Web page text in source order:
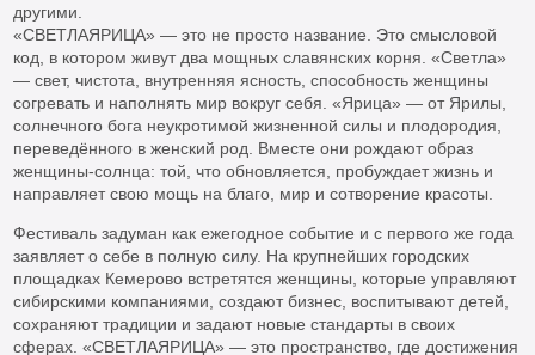
другими.
«СВЕТЛАЯРИЦА» — это не просто название. Это смысловой
код, в котором живут два мощных славянских корня. «Светла»
— свет, чистота, внутренняя ясность, способность женщины
согревать и наполнять мир вокруг себя. «Ярица» — от Ярилы,
солнечного бога неукротимой жизненной силы и плодородия,
переведённого в женский род. Вместе они рождают образ
женщины-солнца: той, что обновляется, пробуждает жизнь и
направляет свою мощь на благо, мир и сотворение красоты.
Фестиваль задуман как ежегодное событие и с первого же года
заявляет о себе в полную силу. На крупнейших городских
площадках Кемерово встретятся женщины, которые управляют
сибирскими компаниями, создают бизнес, воспитывают детей,
сохраняют традиции и задают новые стандарты в своих
сферах. «СВЕТЛАЯРИЦА» — это пространство, где достижения